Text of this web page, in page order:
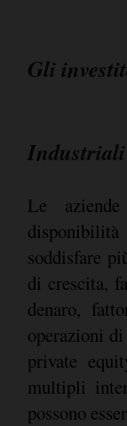
Gli
Industriali
Le
soddisfare
di crescita,
denaro,
operazioni
private
multipli
possono